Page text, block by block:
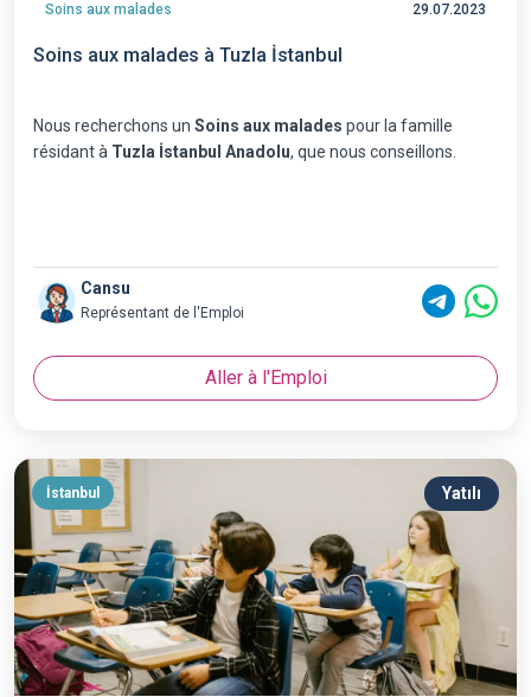
Soins aux malades 29.07.2023
Soins aux malades à Tuzla İstanbul
Nous recherchons un Soins aux malades pour la famille
résidant à Tuzla İstanbul Anadolu, que nous conseillons.
Cansu
Représentant de l'Emploi
Aller à l'Emploi
İstanbul Yatılı